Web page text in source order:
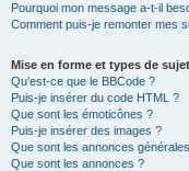
Pourquoi mon message a-t-il
Comment puis-je remonter mes
Mise en forme et types de
Qu’est-ce que le BBCode ?
Puis-je insérer du code HTML ?
Que sont les émoticônes ?
Puis-je insérer des images ?
Que sont les annonces
Que sont les annonces ?